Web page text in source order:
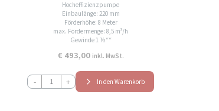
Hocheffizienzpumpe
Einbaulänge: 220 mm
Förderhöhe: 8 Meter
max. Fördermenge: 8,5 m³/h
Gewinde 1 ½““
€ 493,00 inkl. MwSt.
-
HST
EPA40-
+ In den Warenkorb